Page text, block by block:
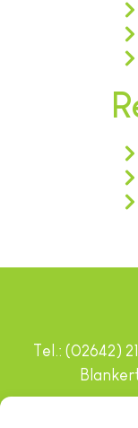
Copyright ©
Tel.: (02642)